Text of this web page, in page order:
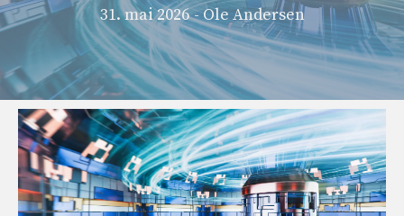
31. mai 2026 - Ole Andersen